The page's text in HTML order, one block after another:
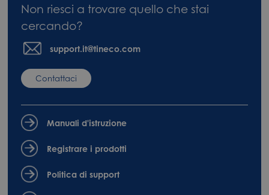
Non riesci a trovare quello che stai
cercando?
support.it@tineco.com
Contattaci
Manuali d'istruzione
Registrare i prodotti
Politica di support